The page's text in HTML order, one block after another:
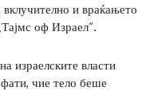
и враќањето
оф Израел“.
израелските власти
чие тело беше